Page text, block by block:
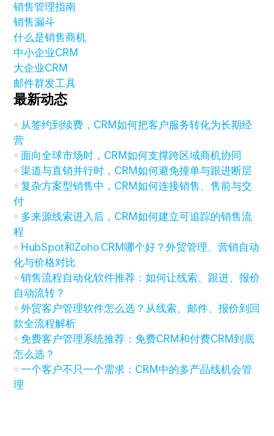
销售管理指南
销售漏斗
什么是销售商机
中小企业CRM
大企业CRM
邮件群发工具
最新动态
从签约到续费，CRM如何把客户服务转化为长期经
营
面向全球市场时，CRM如何支撑跨区域商机协同
渠道与直销并行时，CRM如何避免撞单与跟进断层
复杂方案型销售中，CRM如何连接销售、售前与交
付
多来源线索进入后，CRM如何建立可追踪的销售流
程
HubSpot和Zoho CRM哪个好？外贸管理、营销自动
化与价格对比
销售流程自动化软件推荐：如何让线索、跟进、报价
自动流转？
外贸客户管理软件怎么选？从线索、邮件、报价到回
款全流程解析
免费客户管理系统推荐：免费CRM和付费CRM到底
怎么选？
一个客户不只一个需求：CRM中的多产品线机会管
理